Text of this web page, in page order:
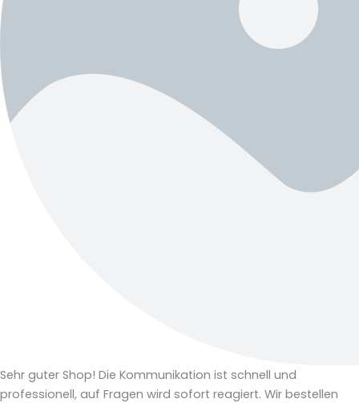
Sehr guter Shop! Die Kommunikation ist schnell und
professionell, auf Fragen wird sofort reagiert. Wir bestellen